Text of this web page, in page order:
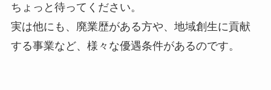
ちょっと待ってください。
実は他にも、廃業歴がある方や、地域創生に貢献
する事業など、様々な優遇条件があるのです。